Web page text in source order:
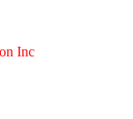
Inc